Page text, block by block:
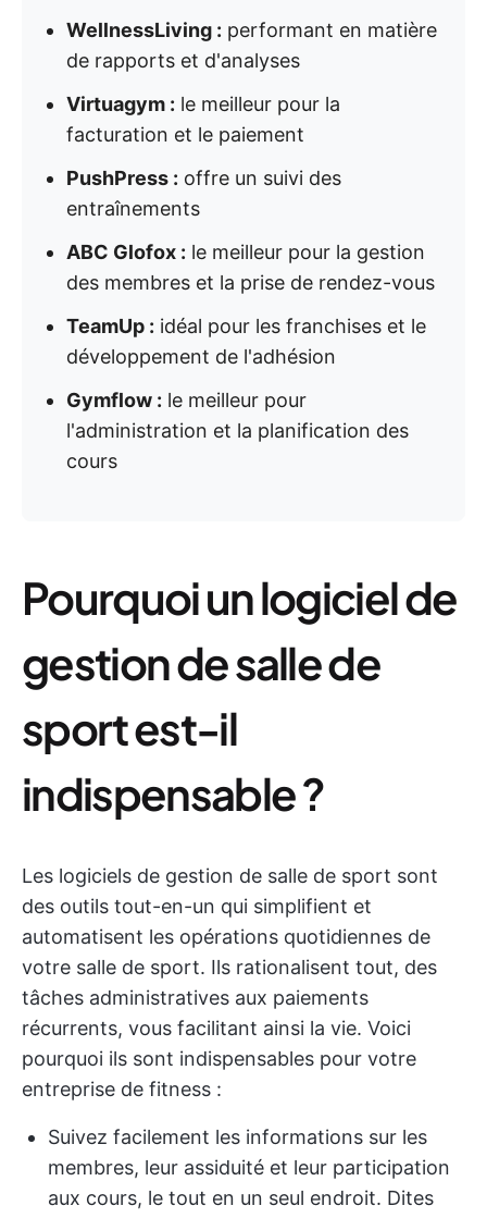
WellnessLiving : performant en matière
de rapports et d'analyses
Virtuagym : le meilleur pour la
facturation et le paiement
PushPress : offre un suivi des
entraînements
ABC Glofox : le meilleur pour la gestion
des membres et la prise de rendez-vous
TeamUp : idéal pour les franchises et le
développement de l'adhésion
Gymflow : le meilleur pour
l'administration et la planification des
cours
Pourquoi un logiciel de
gestion de salle de
sport est-il
indispensable ?
Les logiciels de gestion de salle de sport sont
des outils tout-en-un qui simplifient et
automatisent les opérations quotidiennes de
votre salle de sport. Ils rationalisent tout, des
tâches administratives aux paiements
récurrents, vous facilitant ainsi la vie. Voici
pourquoi ils sont indispensables pour votre
entreprise de fitness :
Suivez facilement les informations sur les
membres, leur assiduité et leur participation
aux cours, le tout en un seul endroit. Dites